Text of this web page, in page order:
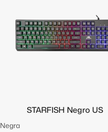
STARFISH Negro US
Negra